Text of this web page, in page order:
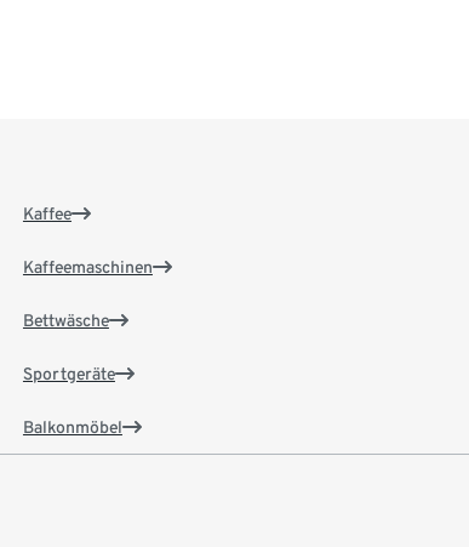
Kaffee
Kaffeemaschinen
Bettwäsche
Sportgeräte
Balkonmöbel